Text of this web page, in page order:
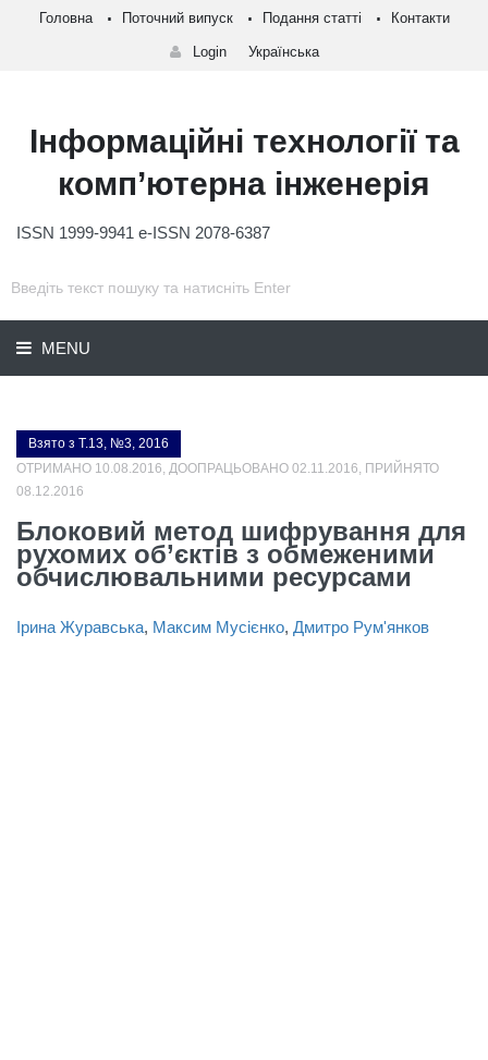
Головна Поточний випуск Подання статті Контакти
Login Українська
Інформаційні технології та
комп’ютерна інженерія
ISSN 1999-9941 e-ISSN 2078-6387
MENU
Взято з Т.13, №3, 2016
ОТРИМАНО 10.08.2016, ДООПРАЦЬОВАНО 02.11.2016, ПРИЙНЯТО
08.12.2016
Блоковий метод шифрування для
рухомих об’єктів з обмеженими
обчислювальними ресурсами
Ірина Журавська, Максим Мусієнко, Дмитро Рум'янков